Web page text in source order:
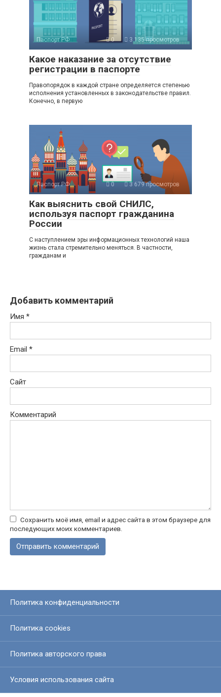
Паспорт РФ 0 3 135 просмотров
Какое наказание за отсутствие
регистрации в паспорте
Правопорядок в каждой стране определяется степенью
исполнения установленных в законодательстве правил.
Конечно, в первую
Паспорт РФ 0 3 679 просмотров
Как выяснить свой СНИЛС,
используя паспорт гражданина
России
С наступлением эры информационных технологий наша
жизнь стала стремительно меняться. В частности,
гражданам и
Добавить комментарий
Имя *
Email *
Сайт
Комментарий
Сохранить моё имя, email и адрес сайта в этом браузере для
последующих моих комментариев.
Политика конфиденциальности
Политика cookies
Политика авторского права
Условия использования сайта